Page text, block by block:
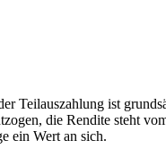
Teilauszahlung ist
die Rendite steht
ein Wert an sich.